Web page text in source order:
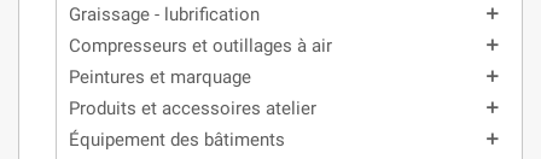
Graissage - lubrification add
Compresseurs et outillages à air add
Peintures et marquage add
Produits et accessoires atelier add
Équipement des bâtiments add